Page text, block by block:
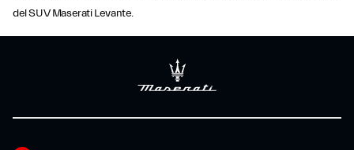
del SUV Maserati Levante.